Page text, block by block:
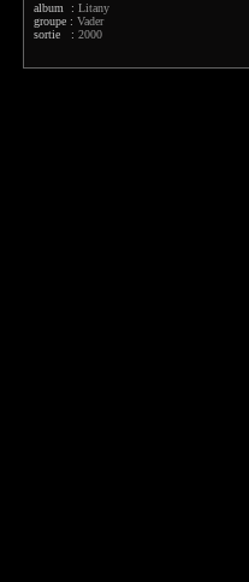
album : Litany
groupe : Vader
sortie : 2000